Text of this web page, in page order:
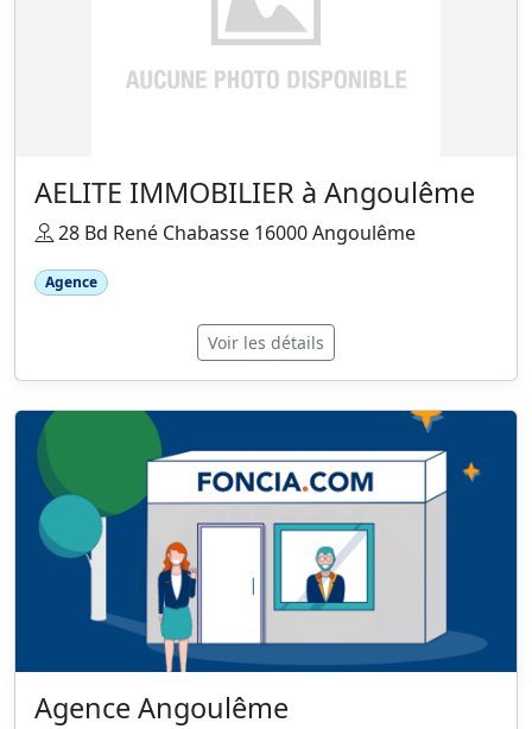
AELITE IMMOBILIER à Angoulême
28 Bd René Chabasse 16000 Angoulême
Agence
Voir les détails
Agence Angoulême